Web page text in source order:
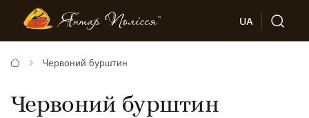
UA
Червоний бурштин
Червоний бурштин